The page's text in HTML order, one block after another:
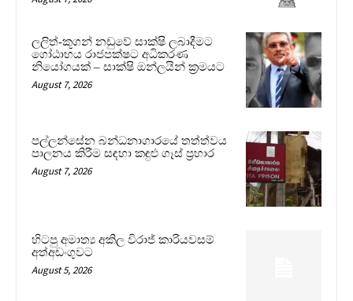
ලලිත්-කූගන් නඩුවේ සාක්ෂි ලබාදීමට
ගෝඨාභය රාජපක්ෂට අධිකරණ
නියෝගයක් – සාක්ෂි ඔන්ලයින් ක්‍රමයට
August 7, 2026
පල්ලන්සේන බන්ධනාගාරයේ තත්ත්වය
පාලනය කිරීම සඳහා කඳුළු ගෑස් ප්‍රහාර
August 7, 2026
හිටපු අමාත්‍ය අකිල විරාජ් කාරියවසම්
අත්අඩංගුවට
August 5, 2026